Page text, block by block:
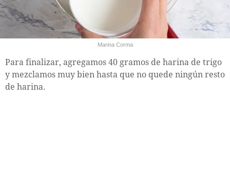
Marina Corma
Para finalizar, agregamos 40 gramos de harina de trigo
y mezclamos muy bien hasta que no quede ningún resto
de harina.